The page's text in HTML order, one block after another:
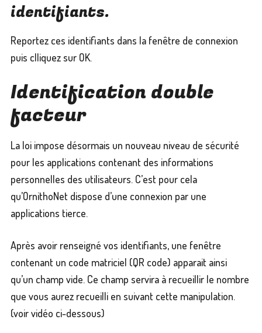
identifiants.
Reportez ces identifiants dans la fenêtre de connexion
puis clliquez sur OK.
Identification double
facteur
La loi impose désormais un nouveau niveau de sécurité
pour les applications contenant des informations
personnelles des utilisateurs. C’est pour cela
qu’OrnithoNet dispose d’une connexion par une
applications tierce.
Après avoir renseigné vos identifiants, une fenêtre
contenant un code matriciel (QR code) apparait ainsi
qu’un champ vide. Ce champ servira à recueillir le nombre
que vous aurez recueilli en suivant cette manipulation.
(voir vidéo ci-dessous)